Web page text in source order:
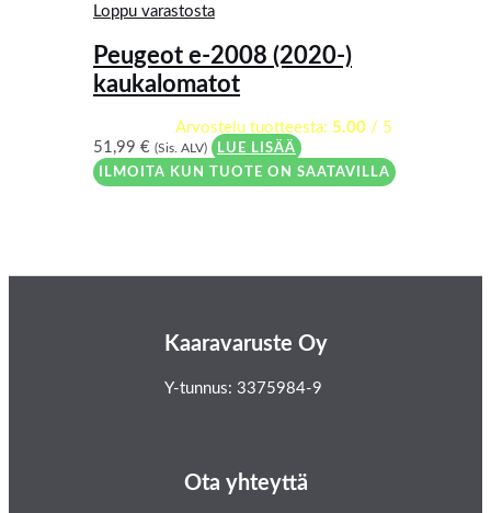
Loppu varastosta
Peugeot e-2008 (2020-)
kaukalomatot
Arvostelu tuotteesta: 5.00/ 5
51,99€ (Sis. ALV)
LUE LISÄÄ
ILMOITA KUN TUOTE ON SAATAVILLA
Kaaravaruste Oy
Y-tunnus: 3375984-9
Ota yhteyttä